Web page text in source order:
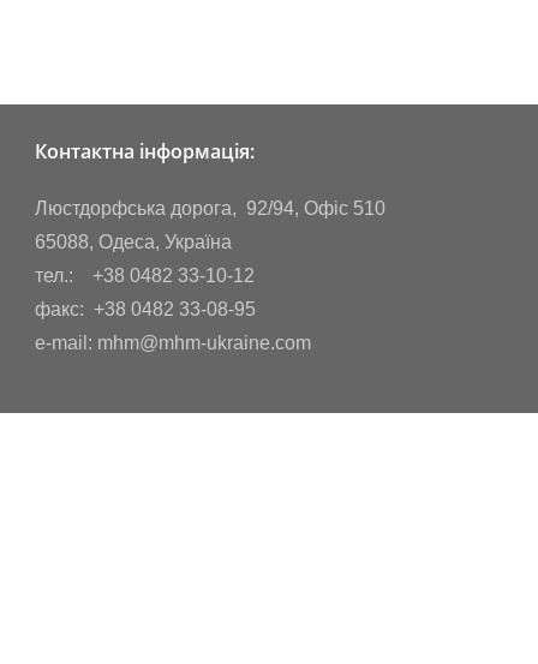
Контактна інформація:
Люстдорфська дорога, 92/94, Офіс 510
65088, Одеса, Україна
тел.: +38 0482 33-10-12
факс: +38 0482 33-08-95
e-mail: mhm@mhm-ukraine.com